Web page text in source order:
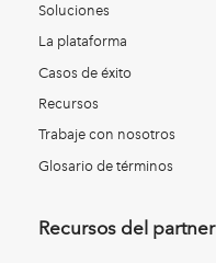
Soluciones
La plataforma
Casos de éxito
Recursos
Trabaje con nosotros
Glosario de términos
Recursos del partner